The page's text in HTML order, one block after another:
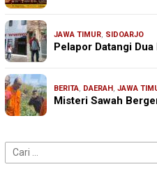
JAWA TIMUR, SIDOARJO
Pelapor Datangi
BERITA, DAERAH, JAWA
Misteri Sawah
Cari
untuk: